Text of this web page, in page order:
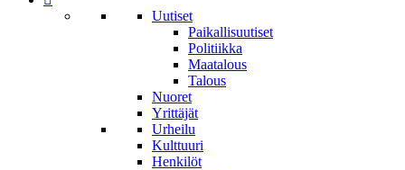
Uutiset
Paikallisuutiset
Politiikka
Maatalous
Talous
Nuoret
Yrittäjät
Urheilu
Kulttuuri
Henkilöt